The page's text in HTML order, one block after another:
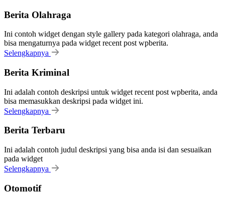
Berita Olahraga
Ini contoh widget dengan style gallery pada kategori olahraga, anda
bisa mengaturnya pada widget recent post wpberita.
Selengkapnya
Berita Kriminal
Ini adalah contoh deskripsi untuk widget recent post wpberita, anda
bisa memasukkan deskripsi pada widget ini.
Selengkapnya
Berita Terbaru
Ini adalah contoh judul deskripsi yang bisa anda isi dan sesuaikan
pada widget
Selengkapnya
Otomotif